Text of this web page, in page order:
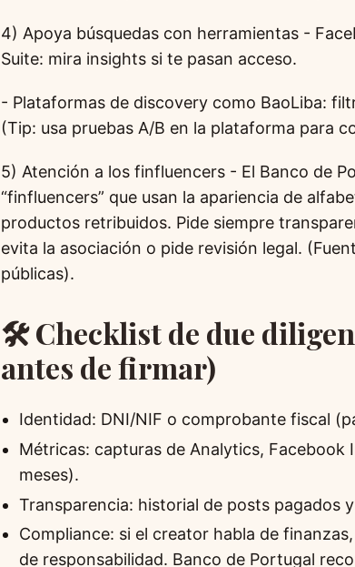
4) Apoya búsquedas con herramientas -
Suite: mira insights si te pasan acceso.
- Plataformas de discovery como BaoLiba:
(Tip: usa pruebas A/B en la plataforma para
5) Atención a los finfluencers - El Banco de
“finfluencers” que usan la apariencia de
productos retribuidos. Pide siempre
evita la asociación o pide revisión legal.
públicas).
🛠️ Checklist de due
antes de firmar)
Identidad: DNI/NIF o comprobante fiscal
Métricas: capturas de Analytics,
meses).
Transparencia: historial de posts pagados
Compliance: si el creator habla de
de responsabilidad. Banco de Portugal